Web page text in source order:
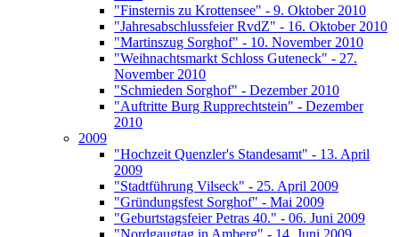
"Finsternis zu Krottensee" - 9. Oktober 2010
"Jahresabschlussfeier RvdZ" - 16. Oktober 2010
"Martinszug Sorghof" - 10. November 2010
"Weihnachtsmarkt Schloss Guteneck" - 27.
November 2010
"Schmieden Sorghof" - Dezember 2010
"Auftritte Burg Rupprechtstein" - Dezember
2010
2009
"Hochzeit Quenzler's Standesamt" - 13. April
2009
"Stadtführung Vilseck" - 25. April 2009
"Gründungsfest Sorghof" - Mai 2009
"Geburtstagsfeier Petras 40." - 06. Juni 2009
"Nordgaugtag in Amberg" - 14. Juni 2009